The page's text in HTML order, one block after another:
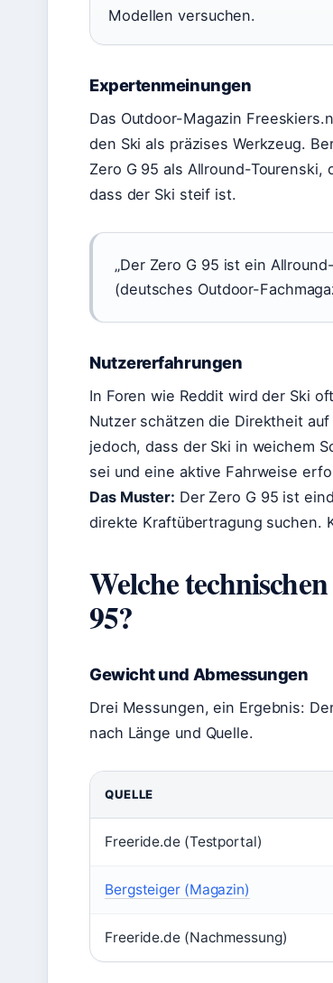
Modellen versuchen.
Expertenmeinungen
Das Outdoor-Magazin
den Ski als präzises Werkzeug.
Zero G 95 als Allround-
dass der Ski steif ist.
„Der Zero G 95 ist ein
(deutsches Outdoor-
Nutzererfahrungen
In Foren wie Reddit wird der Ski
Nutzer schätzen die Direktheit
jedoch, dass der Ski in weichem
sei und eine aktive Fahrweise
Das Muster: Der Zero G 95 ist
direkte Kraftübertragung suchen.
Welche
95?
Gewicht und Abmessungen
Drei Messungen, ein Ergebnis:
nach Länge und Quelle.
QUELLE
Freeride.de (Testportal)
Bergsteiger (Magazin)
Freeride.de (Nachmessung)